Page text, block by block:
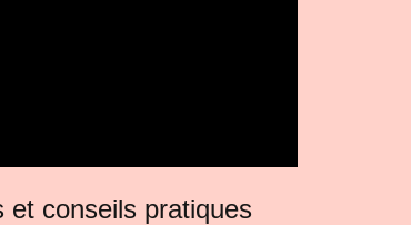
et conseils pratiques